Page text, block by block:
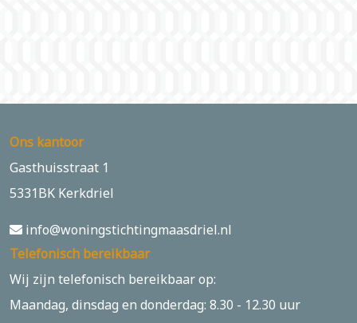
Ons kantoor
Gasthuisstraat 1
5331BK Kerkdriel
info@woningstichtingmaasdriel.nl
Telefonisch bereikbaar
Wij zijn telefonisch bereikbaar op:
Maandag, dinsdag en donderdag: 8.30 - 12.30 uur